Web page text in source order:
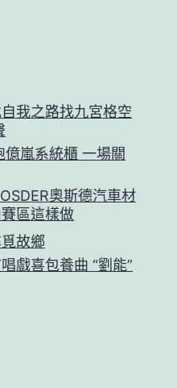
我之路找九宮格空
嵐系統櫃 一場關
奧斯德汽車材
區這樣做
故鄉
戲喜包養曲 “劉能”